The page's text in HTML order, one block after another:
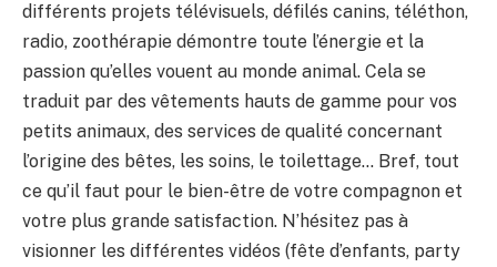
différents projets télévisuels, défilés canins, téléthon,
radio, zoothérapie démontre toute l’énergie et la
passion qu’elles vouent au monde animal. Cela se
traduit par des vêtements hauts de gamme pour vos
petits animaux, des services de qualité concernant
l’origine des bêtes, les soins, le toilettage… Bref, tout
ce qu’il faut pour le bien-être de votre compagnon et
votre plus grande satisfaction. N’hésitez pas à
visionner les différentes vidéos (fête d’enfants, party